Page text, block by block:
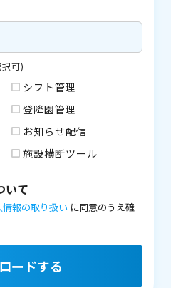
可)
シフト管理
登降園管理
お知らせ配信
施設横断ツール
いて
情報の取り扱い に同意のうえ確
ードする